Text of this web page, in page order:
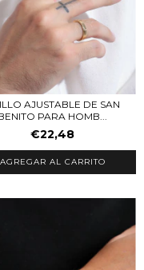
AJUSTABLE DE SAN
PARA HOMB...
€22,48